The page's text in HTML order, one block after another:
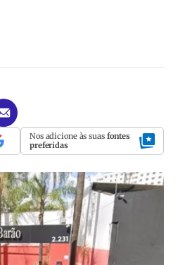
Nos adicione às suas fontes
preferidas